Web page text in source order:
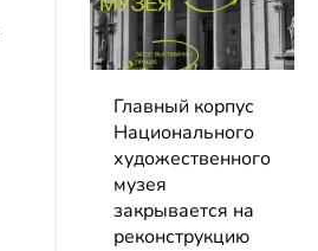
Главный корпус
Национального
художественного
музея
закрывается на
реконструкцию